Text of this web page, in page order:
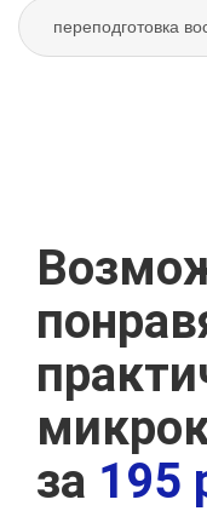
переподготовка
за 195